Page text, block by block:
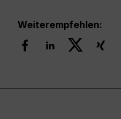
Weiterempfehlen: